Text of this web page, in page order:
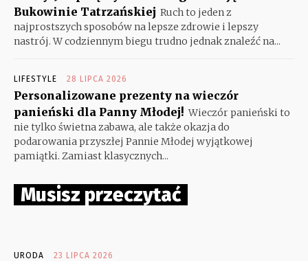
Bukowinie Tatrzańskiej Ruch to jeden z
najprostszych sposobów na lepsze zdrowie i lepszy
nastrój. W codziennym biegu trudno jednak znaleźć na...
LIFESTYLE 28 LIPCA 2026
Personalizowane prezenty na wieczór
panieński dla Panny Młodej! Wieczór panieński to
nie tylko świetna zabawa, ale także okazja do
podarowania przyszłej Pannie Młodej wyjątkowej
pamiątki. Zamiast klasycznych...
Musisz przeczytać
URODA 23 LIPCA 2026